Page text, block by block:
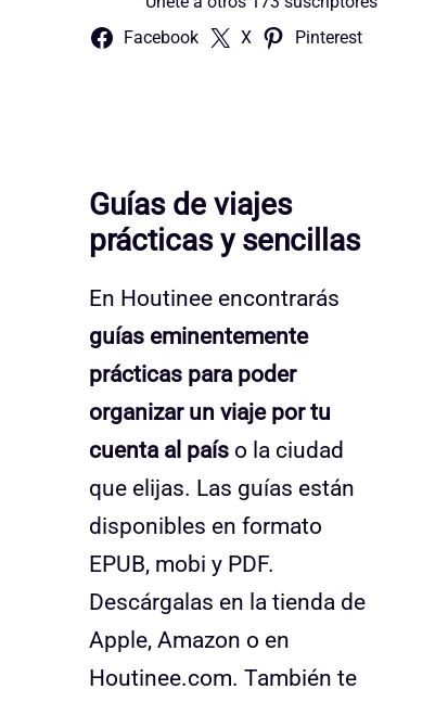
Facebook X Pinterest
Guías de viajes
prácticas y sencillas
En Houtinee encontrarás
guías eminentemente
prácticas para poder
organizar un viaje por tu
cuenta al país o la ciudad
que elijas. Las guías están
disponibles en formato
EPUB, mobi y PDF.
Descárgalas en la tienda de
Apple, Amazon o en
Houtinee.com. También te